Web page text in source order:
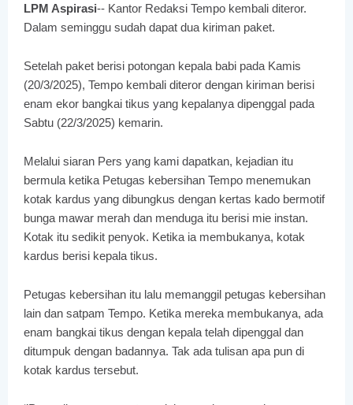
LPM Aspirasi-- Kantor Redaksi Tempo kembali diteror.
Dalam seminggu sudah dapat dua kiriman paket.
Setelah paket berisi potongan kepala babi pada Kamis
(20/3/2025), Tempo kembali diteror dengan kiriman berisi
enam ekor bangkai tikus yang kepalanya dipenggal pada
Sabtu (22/3/2025) kemarin.
Melalui siaran Pers yang kami dapatkan, kejadian itu
bermula ketika Petugas kebersihan Tempo menemukan
kotak kardus yang dibungkus dengan kertas kado bermotif
bunga mawar merah dan menduga itu berisi mie instan.
Kotak itu sedikit penyok. Ketika ia membukanya, kotak
kardus berisi kepala tikus.
Petugas kebersihan itu lalu memanggil petugas kebersihan
lain dan satpam Tempo. Ketika mereka membukanya, ada
enam bangkai tikus dengan kepala telah dipenggal dan
ditumpuk dengan badannya. Tak ada tulisan apa pun di
kotak kardus tersebut.